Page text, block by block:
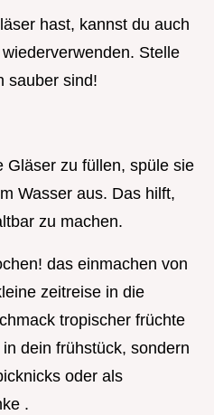
hast, kannst du auch
Stelle
sauber sind!
Gläser zu füllen, spüle sie
Wasser aus. Das hilft,
zu machen.
das einmachen von
zeitreise in die
tropischer früchte
dein frühstück, sondern
oder als
.